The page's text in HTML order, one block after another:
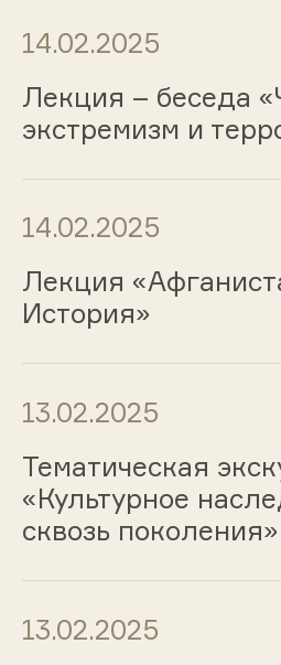
14.02.2025
Лекция – беседа
экстремизм и
14.02.2025
Лекция
История»
13.02.2025
Тематическая
«Культурное
сквозь поколения»
13.02.2025